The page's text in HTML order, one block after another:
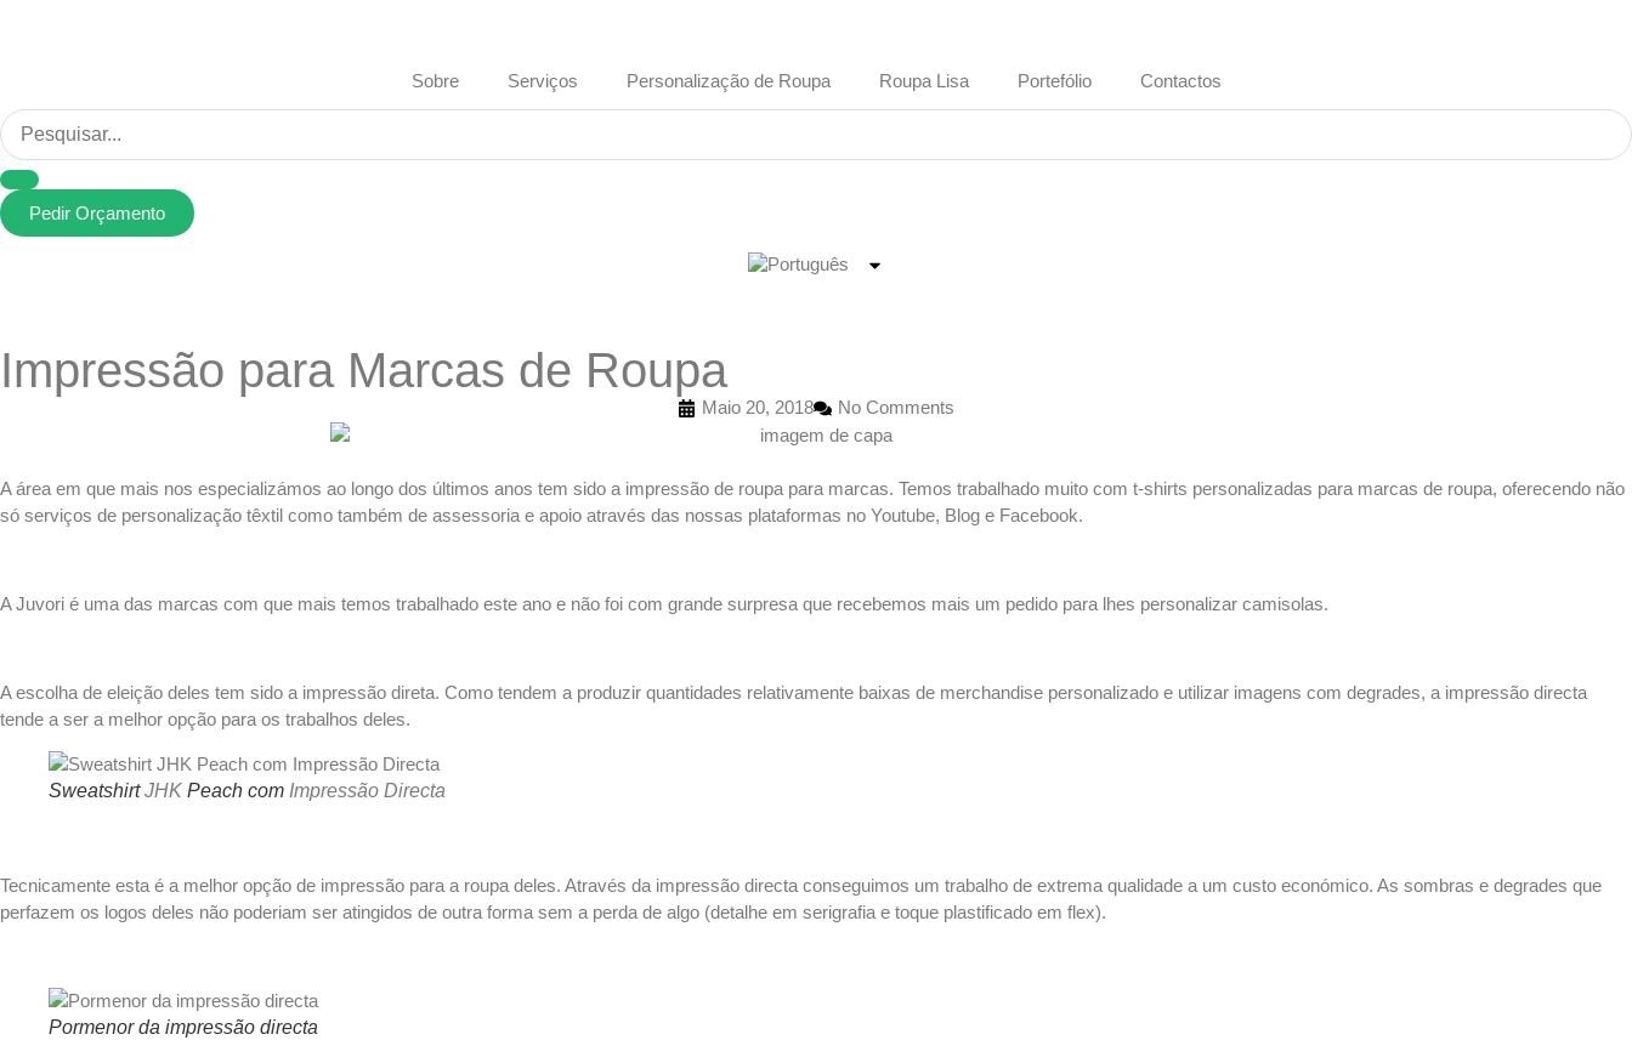
Sobre Serviços Personalização de Roupa Roupa Lisa Portefólio Contactos
Pedir Orçamento
Impressão para Marcas de Roupa
Maio 20, 2018 No Comments
A área em que mais nos especializámos ao longo dos últimos anos tem sido a impressão de roupa para marcas. Temos trabalhado muito com t-shirts personalizadas para marcas de roupa, oferecendo não
só serviços de personalização têxtil como também de assessoria e apoio através das nossas plataformas no Youtube, Blog e Facebook.
A Juvori é uma das marcas com que mais temos trabalhado este ano e não foi com grande surpresa que recebemos mais um pedido para lhes personalizar camisolas.
A escolha de eleição deles tem sido a impressão direta. Como tendem a produzir quantidades relativamente baixas de merchandise personalizado e utilizar imagens com degrades, a impressão directa
tende a ser a melhor opção para os trabalhos deles.
SweatshirtJHK Peach com Impressão Directa
Tecnicamente esta é a melhor opção de impressão para a roupa deles. Através da impressão directa conseguimos um trabalho de extrema qualidade a um custo económico. As sombras e degrades que
perfazem os logos deles não poderiam ser atingidos de outra forma sem a perda de algo (detalhe em serigrafia e toque plastificado em flex).
Pormenor da impressão directa